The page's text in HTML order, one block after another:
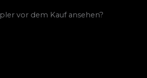
vor dem Kauf ansehen?